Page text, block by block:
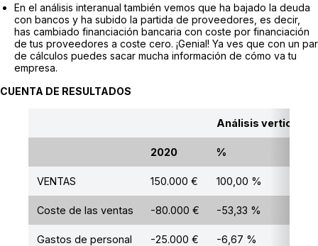
En el análisis interanual también vemos que ha bajado la deuda
con bancos y ha subido la partida de proveedores, es decir,
has cambiado financiación bancaria con coste por financiación
de tus proveedores a coste cero. ¡Genial! Ya ves que con un par
de cálculos puedes sacar mucha información de cómo va tu
empresa.
CUENTA DE RESULTADOS
Análisis vertical
2020 %
VENTAS 150.000 € 100,00 %
Coste de las ventas -80.000 € -53,33 %
Gastos de personal -25.000 € -6,67 %